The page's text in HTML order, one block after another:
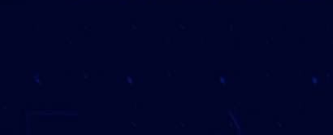
mungojë zilja e mëngjesit kur…